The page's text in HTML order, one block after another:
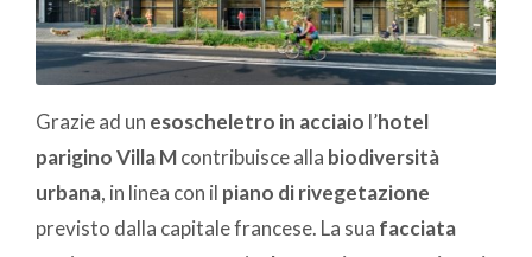
Grazie ad un esoscheletro in acciaio l’hotel
parigino Villa Mcontribuisce alla biodiversità
urbana, in linea con il piano di rivegetazione
previsto dalla capitale francese. La sua facciata